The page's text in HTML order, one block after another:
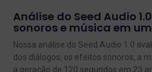
Análise do Seed Audio
sonoros e música em
Nossa análise do Seed Audio 1.0
dos diálogos, os efeitos sonoros, a
a geração de 120 segundos em 23